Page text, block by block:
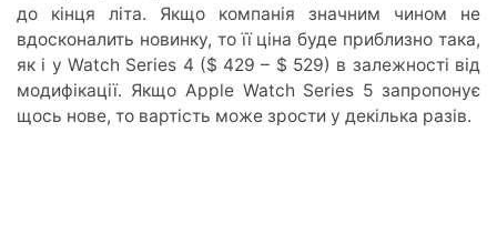
до кінця літа. Якщо компанія значним чином не
вдосконалить новинку, то її ціна буде приблизно така,
як і у Watch Series 4 ($ 429 – $ 529) в залежності від
модифікації. Якщо Apple Watch Series 5 запропонує
щось нове, то вартість може зрости у декілька разів.